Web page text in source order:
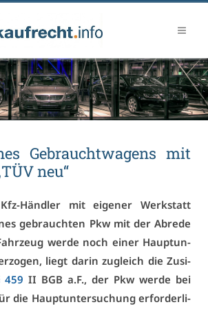
Ge­braucht­wa­gens mit
neu“
Händ­ler mit ei­ge­ner Werk­statt
ge­brauch­ten Pkw mit der Ab­re­de
wer­de noch ei­ner Haupt­un­
liegt dar­in zu­gleich die Zu­si­
459 II BGB a.F., der Pkw wer­de bei
die Haupt­un­ter­su­chung er­for­der­li­